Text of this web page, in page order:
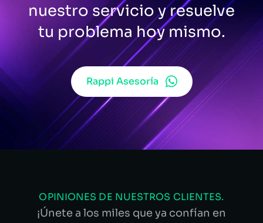
nuestro servicio y resuelve
tu problema hoy mismo.
Rappi Asesoría
OPINIONES DE NUESTROS CLIENTES.
¡Únete a los miles que ya confían en